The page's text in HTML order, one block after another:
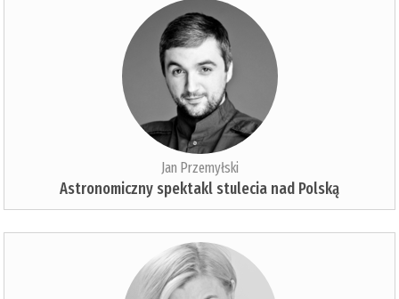
Jan Przemyłski
Astronomiczny spektakl stulecia nad Polską